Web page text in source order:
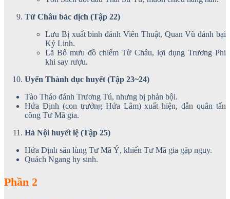
Từ Châu bác dịch (Tập 22)
Lưu Bị xuất binh đánh Viên Thuật, Quan Vũ đánh bại
Kỷ Linh.
Lã Bố mưu đồ chiếm Từ Châu, lợi dụng Trương Phi
khi say rượu.
Uyển Thành dục huyết (Tập 23~24)
Tào Tháo đánh Trương Tú, nhưng bị phản bội.
Hứa Định (con trưởng Hứa Lâm) xuất hiện, dẫn quân tấn
công Tư Mã gia.
Hà Nội huyết lệ (Tập 25)
Hứa Định săn lùng Tư Mã Ý, khiến Tư Mã gia gặp nguy.
Quách Ngang hy sinh.
Phần 2